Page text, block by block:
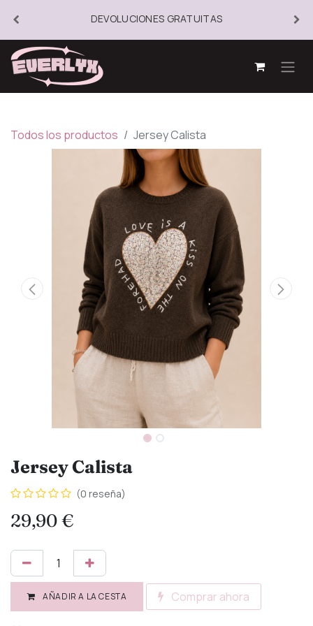
DEVOLUCIONES GRATUITAS
Todos los productos Jersey Calista
Jersey Calista
(0 reseña)
29,90€
AÑADIR A LA CESTA Comprar ahora